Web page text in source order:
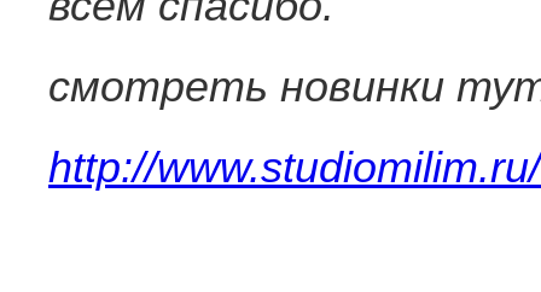
смотреть новинки
http://